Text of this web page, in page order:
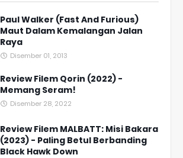
Paul Walker (Fast And Furious)
Maut Dalam Kemalangan Jalan
Raya
Disember 01, 2013
Review Filem Qorin (2022) -
Memang Seram!
Disember 28, 2022
Review Filem MALBATT: Misi Bakara
(2023) - Paling Betul Berbanding
Black Hawk Down